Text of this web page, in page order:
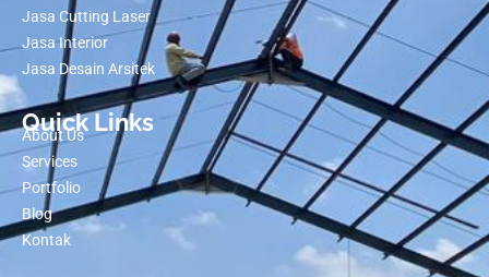
Jasa Cutting Laser
Jasa Interior
Jasa Desain Arsitek
Quick Links
About Us
Services
Portfolio
Blog
Kontak